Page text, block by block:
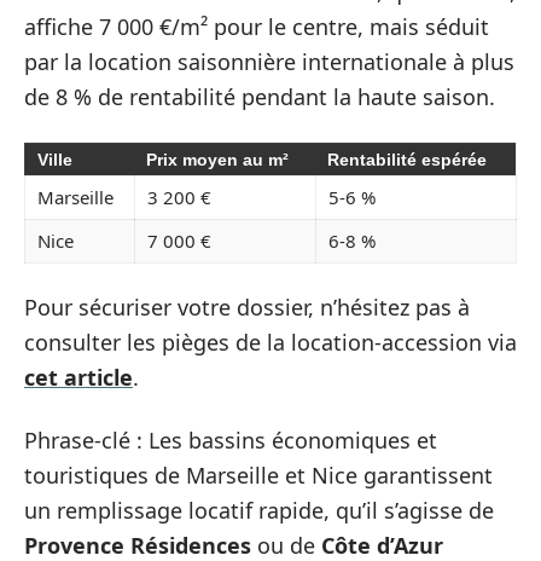
affiche 7 000 €/m² pour le centre, mais séduit
par la location saisonnière internationale à plus
de 8 % de rentabilité pendant la haute saison.
Ville Prix moyen au m² Rentabilité espérée
Marseille 3 200 €
5-6 %
Nice
7 000 € 6-8 %
Pour sécuriser votre dossier, n’hésitez pas à
consulter les pièges de la location-accession via
cet article.
Phrase-clé : Les bassins économiques et
touristiques de Marseille et Nice garantissent
un remplissage locatif rapide, qu’il s’agisse de
Provence Résidences ou de Côte d’Azur